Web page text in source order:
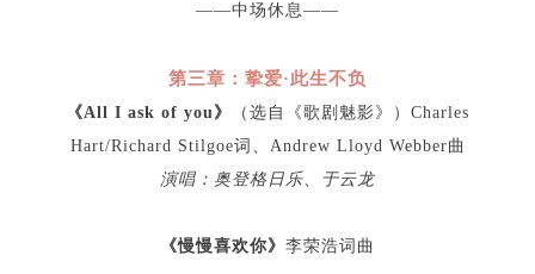
——中场休息——
第三章：挚爱·此生不负
《All I ask of you》
（选自《歌剧魅影》）Charles
Hart/Richard Stilgoe词、Andrew Lloyd Webber曲
演唱：奥登格日乐、于云龙
《慢慢喜欢你》 李荣浩词曲